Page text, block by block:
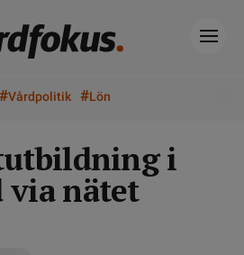
#Vårdpolitik #Lön
i
via nätet